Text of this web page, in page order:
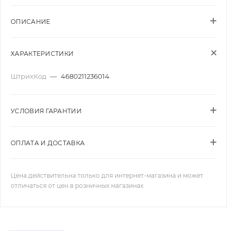
ОПИСАНИЕ
ХАРАКТЕРИСТИКИ
ШтрихКод — 4680211236014
УСЛОВИЯ ГАРАНТИИ
ОПЛАТА И ДОСТАВКА
Цена действительна только для интернет-магазина и может
отличаться от цен в розничных магазинах